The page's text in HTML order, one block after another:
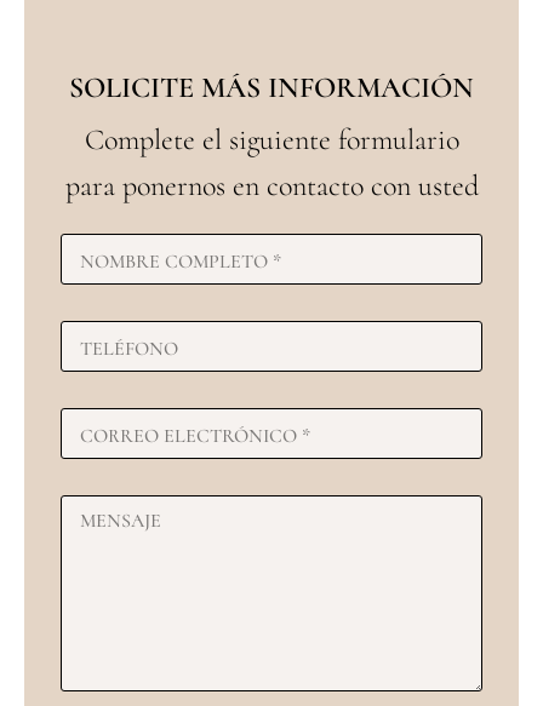
SOLICITE MÁS INFORMACIÓN
Complete el siguiente formulario
para ponernos en contacto con usted